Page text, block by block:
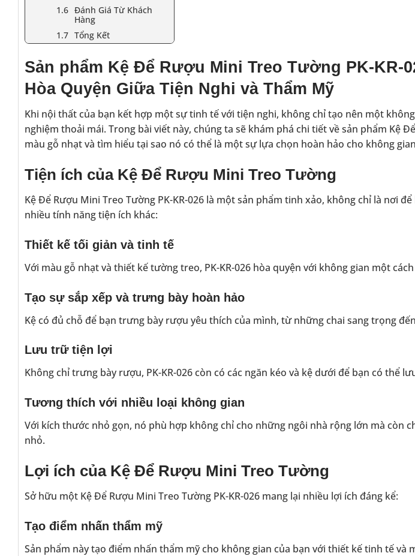
Đánh Giá Từ Khách
Hàng
Tổng Kết
Sản phẩm Kệ Để Rượu Mini Treo Tường PK-KR-
Hòa Quyện Giữa Tiện Nghi và Thẩm Mỹ
Khi nội thất của bạn kết hợp một sự tinh tế với tiện nghi, không chỉ tạo nên một
nghiệm thoải mái. Trong bài viết này, chúng ta sẽ khám phá chi tiết về sản phẩm Kệ
màu gỗ nhạt và tìm hiểu tại sao nó có thể là một sự lựa chọn hoàn hảo cho không
Tiện ích của Kệ Để Rượu Mini Treo Tường
Kệ Để Rượu Mini Treo Tường PK-KR-026 là một sản phẩm tinh xảo, không chỉ là nơi
nhiều tính năng tiện ích khác:
Thiết kế tối giản và tinh tế
Với màu gỗ nhạt và thiết kế tường treo, PK-KR-026 hòa quyện với không gian một
Tạo sự sắp xếp và trưng bày hoàn hảo
Kệ có đủ chỗ để bạn trưng bày rượu yêu thích của mình, từ những chai sang trọng
Lưu trữ tiện lợi
Không chỉ trưng bày rượu, PK-KR-026 còn có các ngăn kéo và kệ dưới để bạn có thể
Tương thích với nhiều loại không gian
Với kích thước nhỏ gọn, nó phù hợp không chỉ cho những ngôi nhà rộng lớn mà còn
nhỏ.
Lợi ích của Kệ Để Rượu Mini Treo Tường
Sở hữu một Kệ Để Rượu Mini Treo Tường PK-KR-026 mang lại nhiều lợi ích đáng kể:
Tạo điểm nhấn thẩm mỹ
Sản phẩm này tạo điểm nhấn thẩm mỹ cho không gian của bạn với thiết kế tinh tế và